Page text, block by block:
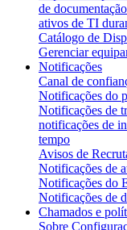
de
ativos de TI
Catálogo de
Gerenciar
Notificações
Canal de
Notificações do
Notificações de
notificações de
tempo
Avisos de
Notificações de
Notificações do
Notificações de
Chamados e
Sobre